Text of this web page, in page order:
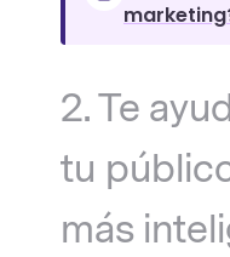
2. Te
tu
más